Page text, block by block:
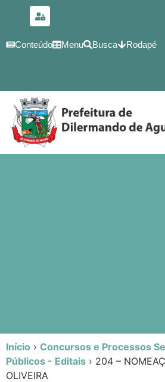
conteúdo
Conteúdo Menu Busca Rodapé
Início › Concursos e Processos
Públicos - Editais › 204 –
OLIVEIRA